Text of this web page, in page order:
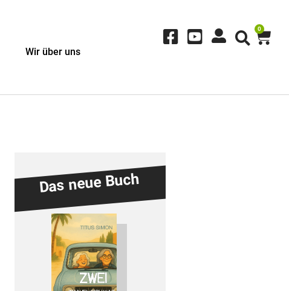
Wir über uns
0
Das neue Buch